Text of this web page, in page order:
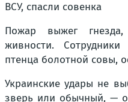
ВСУ, спасли совенка
Пожар выжег
живности. Сотрудники
птенца болотной совы,
Украинские удары не
зверь или обычный, —